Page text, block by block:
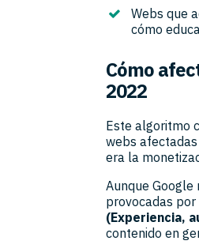
Webs que
cómo
Cómo
2022
Este algoritmo
webs
era la
Aunque
provocadas
(Experiencia,
contenido en